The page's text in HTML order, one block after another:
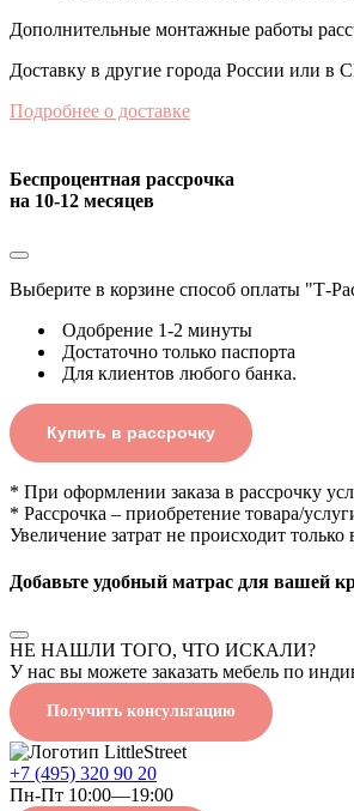
Дополнительные монтажные работы
Доставку в другие города России или
Подробнее о доставке
Беспроцентная рассрочка
на 10-12 месяцев
Выберите в корзине способ оплаты "Т-
Одобрение 1-2 минуты
Достаточно только паспорта
Для клиентов любого банка.
Купить в рассрочку
* При оформлении заказа в рассрочку
* Рассрочка – приобретение товара/
Увеличение затрат не происходит
Добавьте удобный матрас для вашей
НЕ НАШЛИ ТОГО, ЧТО ИСКАЛИ?
У нас вы можете заказать мебель по
Получить консультацию
+7 (495) 320 90 20
Пн-Пт 10:00—19:00